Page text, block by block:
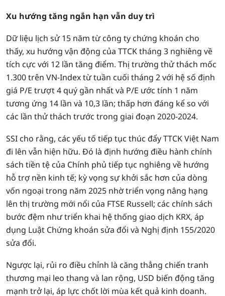
Xu hướng tăng ngắn hạn vẫn duy trì
Dữ liệu lịch sử 15 năm từ công ty chứng khoán cho
thấy, xu hướng vận động của TTCK tháng 3 nghiêng về
tích cực với 12 lần tăng điểm. Thị trường thử thách mốc
1.300 trên VN-Index từ tuần cuối tháng 2 với hệ số định
giá P/E trượt 4 quý gần nhất và P/E ước tính 1 năm
tương ứng 14 lần và 10,3 lần; thấp hơn đáng kể so với
các lần thử thách trước trong giai đoạn 2020-2024.
SSI cho rằng, các yếu tố tiếp tục thúc đẩy TTCK Việt Nam
đi lên vẫn hiện hữu. Đó là định hướng điều hành chính
sách tiền tệ của Chính phủ tiếp tục nghiêng về hướng
hỗ trợ nền kinh tế; kỳ vọng sự khởi sắc hơn của dòng
vốn ngoại trong năm 2025 nhờ triển vọng nâng hạng
lên thị trường mới nổi của FTSE Russell; các chính sách
bước đệm như triển khai hệ thống giao dịch KRX, áp
dụng Luật Chứng khoán sửa đổi và Nghị định 155/2020
sửa đổi.
Ngược lại, rủi ro điều chỉnh là căng thẳng chiến tranh
thương mại leo thang và lan rộng, USD biến động tăng
mạnh trở lại, áp lực chốt lời mùa kết quả kinh doanh.